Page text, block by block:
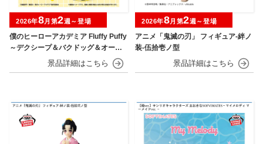
僕のヒーローアカデミア Fluffy Puffy
～デクシープ＆バクドッグ＆オール
マイゴート～
2026年8月第2週～登場
アニメ「鬼滅の刃」 フィギュア-絆ノ
装-伍拾壱ノ型
2026年8月第2週～登場